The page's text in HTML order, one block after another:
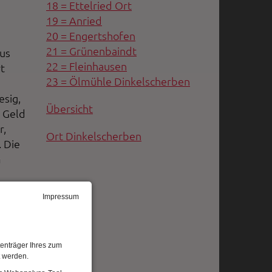
Impressum
Ihres zum
Die
18 = Ettelried Ort
19 = Anried
20 = Engertshofen
21 = Grünenbaindt
22 = Fleinhausen
23 = Ölmühle Dinkelscherben
Übersicht
Ort Dinkelscherben